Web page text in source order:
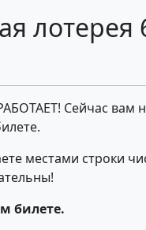
лотерея
Сейчас вам
местами строки
билете.